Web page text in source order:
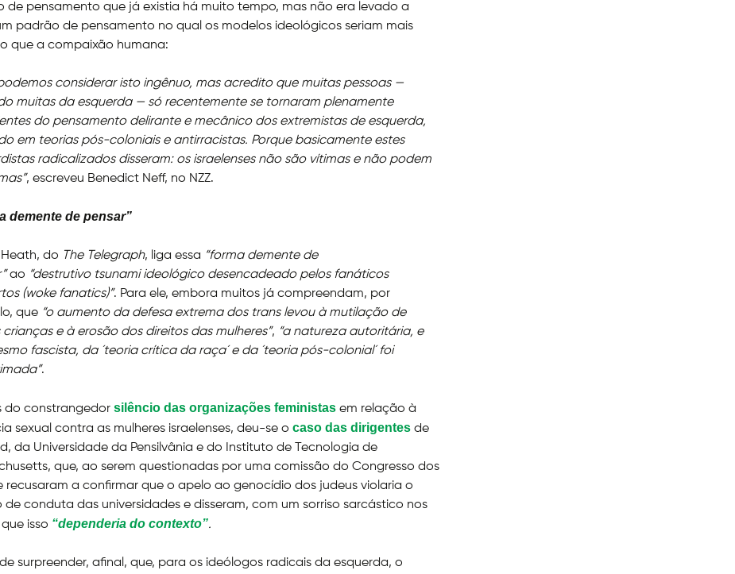
de pensamento que já existia há muito tempo, mas não era levado a
padrão de pensamento no qual os modelos ideológicos seriam mais
que a compaixão humana:
considerar isto ingênuo, mas acredito que muitas pessoas —
muitas da esquerda — só recentemente se tornaram plenamente
do pensamento delirante e mecânico dos extremistas de esquerda,
em teorias pós-coloniais e antirracistas. Porque basicamente estes
radicalizados disseram: os israelenses não são vítimas e não podem
, escreveu Benedict Neff, no NZZ.
demente de pensar”
Heath, do The Telegraph, liga essa “forma demente de
ao “destrutivo tsunami ideológico desencadeado pelos fanáticos
(woke fanatics)”. Para ele, embora muitos já compreendam, por
que “o aumento da defesa extrema dos trans levou à mutilação de
crianças e à erosão dos direitos das mulheres”, “a natureza autoritária, e
fascista, da ´teoria crítica da raça´ e da ´teoria pós-colonial´ foi
.
do constrangedor silêncio das organizações feministas em relação à
sexual contra as mulheres israelenses, deu-se o caso das dirigentes de
da Universidade da Pensilvânia e do Instituto de Tecnologia de
que, ao serem questionadas por uma comissão do Congresso dos
recusaram a confirmar que o apelo ao genocídio dos judeus violaria o
de conduta das universidades e disseram, com um sorriso sarcástico nos
isso “dependeria do contexto”.
surpreender, afinal, que, para os ideólogos radicais da esquerda, o